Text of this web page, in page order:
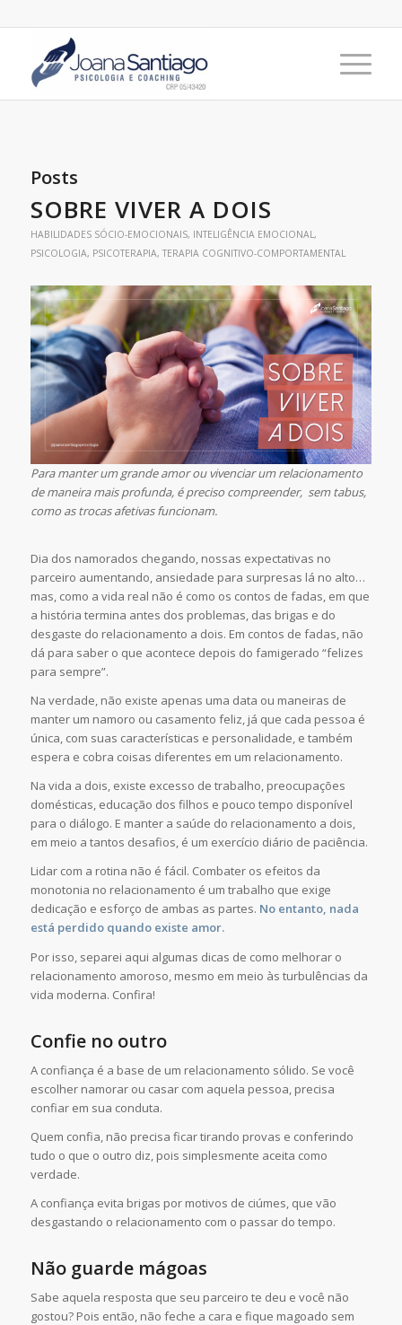
Posts
SOBRE VIVER A DOIS
HABILIDADES SÓCIO-EMOCIONAIS, INTELIGÊNCIA EMOCIONAL,
PSICOLOGIA, PSICOTERAPIA, TERAPIA COGNITIVO-COMPORTAMENTAL
Para manter um grande amor ou vivenciar um relacionamento
de maneira mais profunda, é preciso compreender, sem tabus,
como as trocas afetivas funcionam.
Dia dos namorados chegando, nossas expectativas no
parceiro aumentando, ansiedade para surpresas lá no alto…
mas, como a vida real não é como os contos de fadas, em que
a história termina antes dos problemas, das brigas e do
desgaste do relacionamento a dois. Em contos de fadas, não
dá para saber o que acontece depois do famigerado “felizes
para sempre”.
Na verdade, não existe apenas uma data ou maneiras de
manter um namoro ou casamento feliz, já que cada pessoa é
única, com suas características e personalidade, e também
espera e cobra coisas diferentes em um relacionamento.
Na vida a dois, existe excesso de trabalho, preocupações
domésticas, educação dos filhos e pouco tempo disponível
para o diálogo. E manter a saúde do relacionamento a dois,
em meio a tantos desafios, é um exercício diário de paciência.
Lidar com a rotina não é fácil. Combater os efeitos da
monotonia no relacionamento é um trabalho que exige
dedicação e esforço de ambas as partes. No entanto, nada
está perdido quando existe amor.
Por isso, separei aqui algumas dicas de como melhorar o
relacionamento amoroso, mesmo em meio às turbulências da
vida moderna. Confira!
Confie no outro
A confiança é a base de um relacionamento sólido. Se você
escolher namorar ou casar com aquela pessoa, precisa
confiar em sua conduta.
Quem confia, não precisa ficar tirando provas e conferindo
tudo o que o outro diz, pois simplesmente aceita como
verdade.
A confiança evita brigas por motivos de ciúmes, que vão
desgastando o relacionamento com o passar do tempo.
Não guarde mágoas
Sabe aquela resposta que seu parceiro te deu e você não
gostou? Pois então, não feche a cara e fique magoado sem